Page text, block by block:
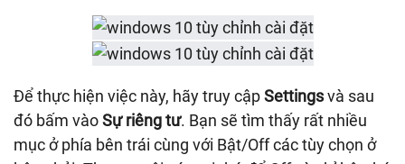
Để thực hiện việc này, hãy truy cậpSettingsvà sau
đó bấm vàoSự riêng tư. Bạn sẽ tìm thấy rất nhiều
mục ở phía bên trái cùng với Bật/Off các tùy chọn ở